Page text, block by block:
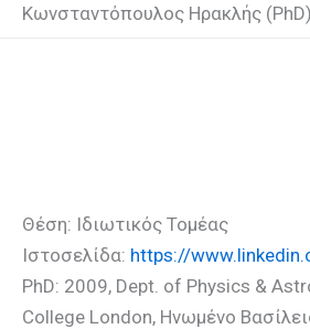
Κωνσταντόπουλος Ηρακλής (PhD)
Θέση: Ιδιωτικός Τομέας
Ιστοσελίδα: https://
PhD: 2009, Dept. of Physics &
College London, Ηνωμένο